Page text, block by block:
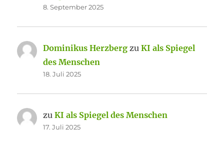
8. September 2025
Dominikus Herzberg zuKI als Spiegel
des Menschen
18. Juli 2025
zuKI als Spiegel des Menschen
17. Juli 2025